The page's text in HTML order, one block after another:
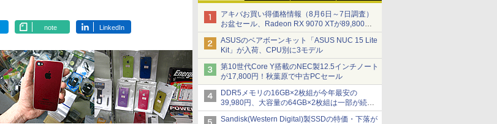
アキバお買い得価格情報（8月6日～7日調査）
お盆セール、Radeon RX 9070 XTが89,800
円、水平周波数24.8kHz対応の17型モニターが
9,801円、暑さ指数連動セール ほか
ASUSのベアボーンキット「ASUS NUC 15 Lite
Kit」が入荷、CPU別に3モデル
第10世代Core Y搭載のNEC製12.5インチノート
が17,800円！秋葉原で中古PCセール
DDR5メモリの16GB×2枚組が今年最安の
39,980円、大容量の64GB×2枚組は一部が続騰
[8月前半のメモリ価格]
Sandisk(Western Digital)製SSDの特価・下落が
note LinkedIn